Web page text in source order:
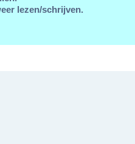
lezen/schrijven.